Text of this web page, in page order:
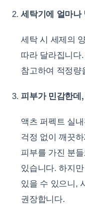
세탁기에 얼마나
세탁 시 세제의
따라 달라집니다
참고하여 적정량
피부가 민감한데
액츠 퍼펙트 실
걱정 없이 깨끗
피부를 가진 분
있습니다. 하지
있을 수 있으니,
권장합니다.